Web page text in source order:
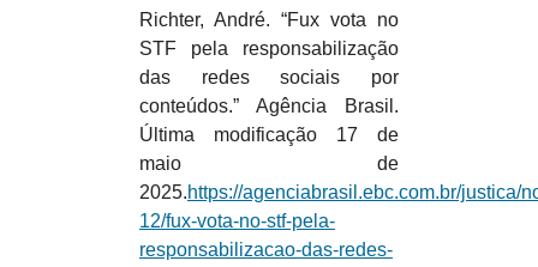
Richter, André. “Fux vota no
STF pela responsabilização
das redes sociais por
conteúdos.” Agência Brasil.
Última modificação 17 de
maio de
2025.https://agenciabrasil.ebc.com.br/justica/
12/fux-vota-no-stf-pela-
responsabilizacao-das-redes-